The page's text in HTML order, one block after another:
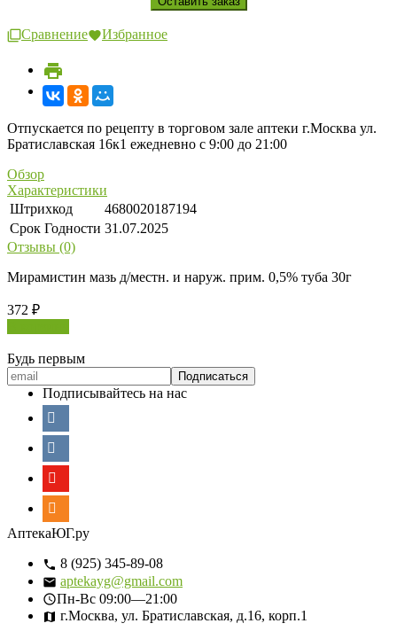
Сравнение Избранное
Отпускается по рецепту в торговом зале аптеки г.Москва ул.
Братиславская 16к1 ежедневно с 9:00 до 21:00
Обзор
Характеристики
Штрихкод
4680020187194
Срок Годности 31.07.2025
Отзывы (0)
Мирамистин мазь д/местн. и наруж. прим. 0,5% туба 30г
372 ₽
Будь первым
Подписывайтесь на нас
АптекаЮГ.ру
8 (925) 345-89-08
aptekayg@gmail.com
Пн-Вс 09:00—21:00
г.Москва, ул. Братиславская, д.16, корп.1